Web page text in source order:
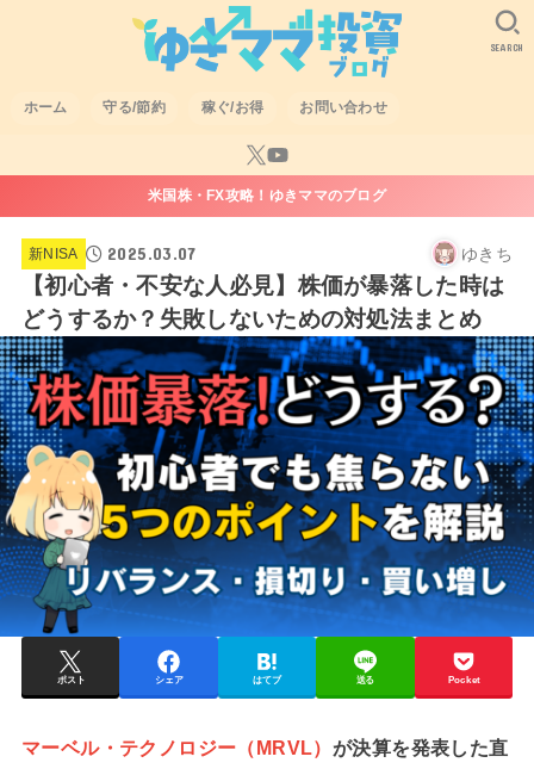
ホーム 守る/節約 稼ぐ/お得 お問い合わせ
SEARCH
米国株・FX攻略！ゆきママのブログ
新NISA 2025.03.07 ゆきち
【初心者・不安な人必見】株価が暴落した時は
どうするか？失敗しないための対処法まとめ
ポスト シェア はてブ 送る Pocket
マーベル・テクノロジー（MRVL） が決算を発表した直